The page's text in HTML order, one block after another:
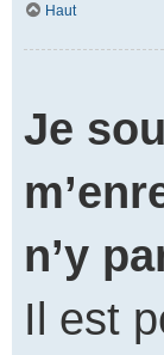
Haut
Je
n’y
Il est